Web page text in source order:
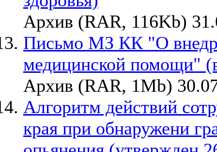
Архив (RAR, 116Kb)
Письмо МЗ КК "О
медицинской помощи"
Архив (RAR, 1Mb)
Алгоритм действий
края при обнаружени